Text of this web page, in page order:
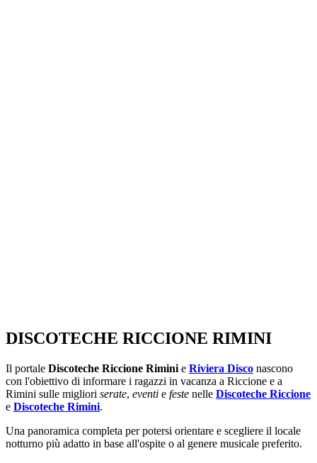
DISCOTECHE RICCIONE RIMINI
Il portale Discoteche Riccione Rimini e Riviera Disco nascono
con l'obiettivo di informare i ragazzi in vacanza a Riccione e a
Rimini sulle migliori serate, eventi e feste nelle Discoteche Riccione
e Discoteche Rimini.
Una panoramica completa per potersi orientare e scegliere il locale
notturno più adatto in base all'ospite o al genere musicale preferito.